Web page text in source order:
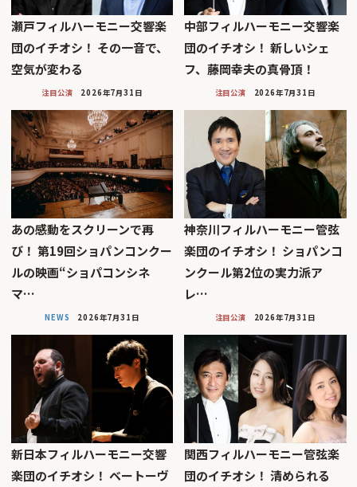
瀬戸フィルハーモニー交響楽
団のイチオシ！ その一音で、
空気が変わる
注目公演 2026年7月31日
中部フィルハーモニー交響楽
団のイチオシ！ 新しいシェ
フ、藤岡幸夫の真骨頂！
注目公演 2026年7月31日
あの感動をスクリーンで再
び！ 第19回ショパンコンクー
ルの映画“ショパコンシネ
マ…
NEWS 2026年7月31日
神奈川フィルハーモニー管弦
楽団のイチオシ！ ショパンコ
ンクール第2位の実力派ア
レ…
注目公演 2026年7月31日
新日本フィルハーモニー交響
楽団のイチオシ！ ベートーヴ
関西フィルハーモニー管弦楽
団のイチオシ！ 清められる